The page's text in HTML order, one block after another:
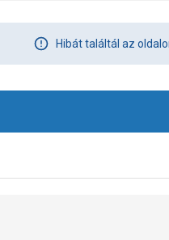
Hibát találtál az